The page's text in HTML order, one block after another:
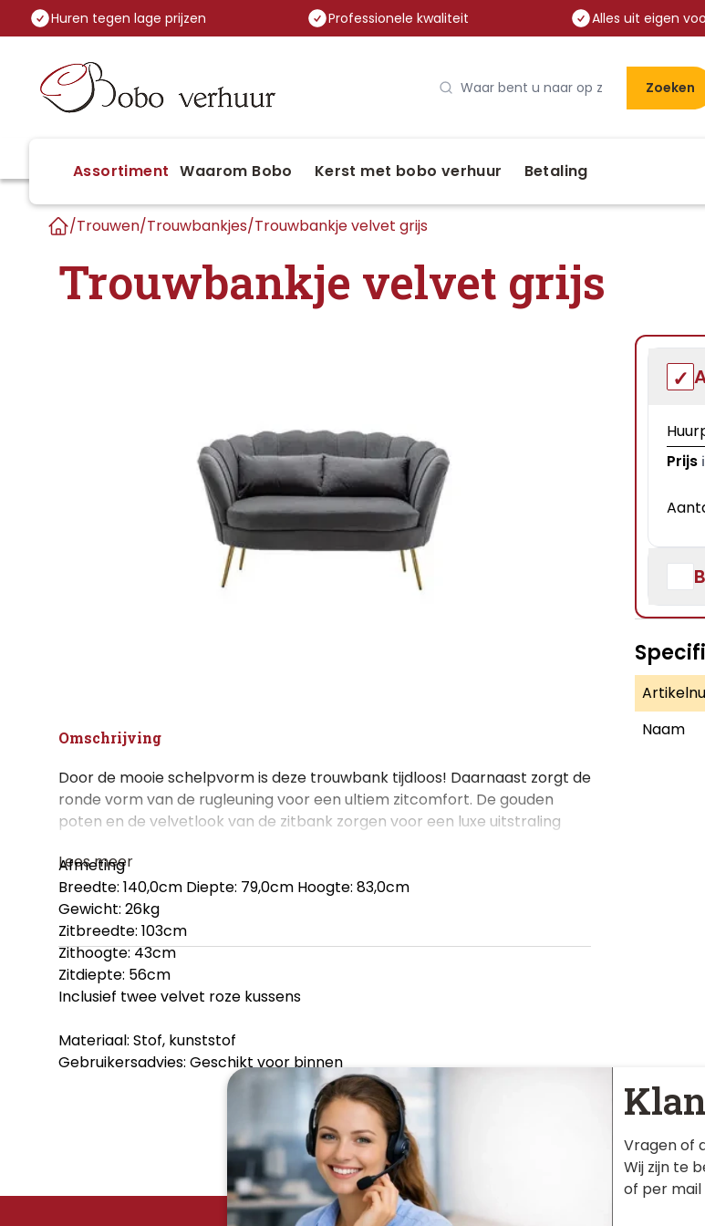
Huren tegen lage prijzen Professionele kwaliteit Alles uit eigen
Zoeken
Assortiment Waarom Bobo Kerst met bobo verhuur Betaling
/Trouwen/Trouwbankjes/Trouwbankje velvet grijs
Trouwbankje velvet grijs
Omschrijving
Door de mooie schelpvorm is deze trouwbank tijdloos! Daarnaast zorgt de
ronde vorm van de rugleuning voor een ultiem zitcomfort. De gouden
poten en de velvetlook van de zitbank zorgen voor een luxe uitstraling
Afmeting
Breedte: 140,0cm Diepte: 79,0cm Hoogte: 83,0cm
Gewicht: 26kg
Zitbreedte: 103cm
Zithoogte: 43cm
Zitdiepte: 56cm
Inclusief twee velvet roze kussens
Materiaal: Stof, kunststof
Gebruikersadvies: Geschikt voor binnen
Lees meer
Prijs
Naam
Vragen of
Wij zijn te
of per mail